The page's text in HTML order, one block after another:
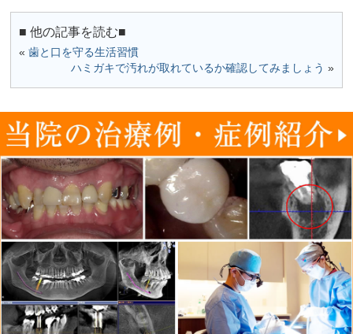
■ 他の記事を読む■
«歯と口を守る生活習慣
ハミガキで汚れが取れているか確認してみましょう »